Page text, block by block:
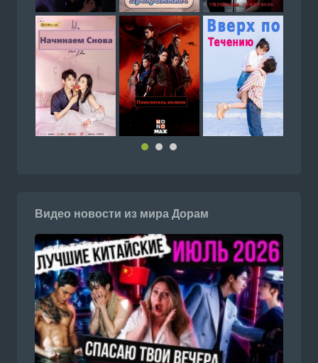
Видео новости из мира Дорам